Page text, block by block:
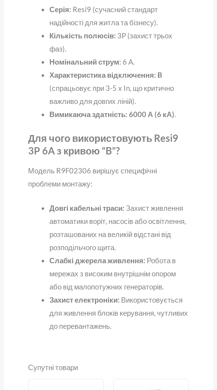
Серія: Resi9 (сучасний стандарт
надійності для житла та бізнесу).
Кількість полюсів: 3P (захист трьох
фаз).
Номінальний струм: 6 А.
Характеристика відключення: B
(спрацьовує при 3-5 x In, що критично
важливо для довгих ліній).
Вимикаюча здатність: 6000 А (6 кА).
Для чого використовують Resi9
3P 6A з кривою “B”?
Модель R9F02306 вирішує специфічні
проблеми монтажу:
Довгі кабельні траси: Захист живлення
автоматики воріт, насосів або освітлення,
розташованих на великій відстані від
розподільчого щита.
Слабкі джерела живлення: Робота в
мережах з високим внутрішнім опором
або від малопотужних генераторів.
Захист електроніки: Використовується
для живлення блоків керування, чутливих
до перевантажень.
Супутні товари